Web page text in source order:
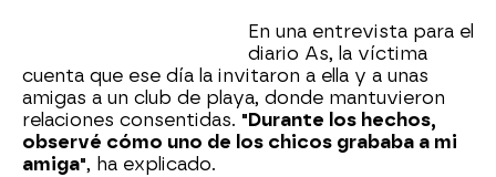
En una entrevista para el
diario As, la víctima
cuenta que ese día la invitaron a ella y a unas
amigas a un club de playa, donde mantuvieron
relaciones consentidas. "Durante los hechos,
observé cómo uno de los chicos grababa a mi
amiga", ha explicado.